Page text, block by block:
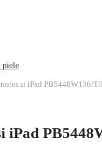
piele
si iPad PB5448W136/
iPad